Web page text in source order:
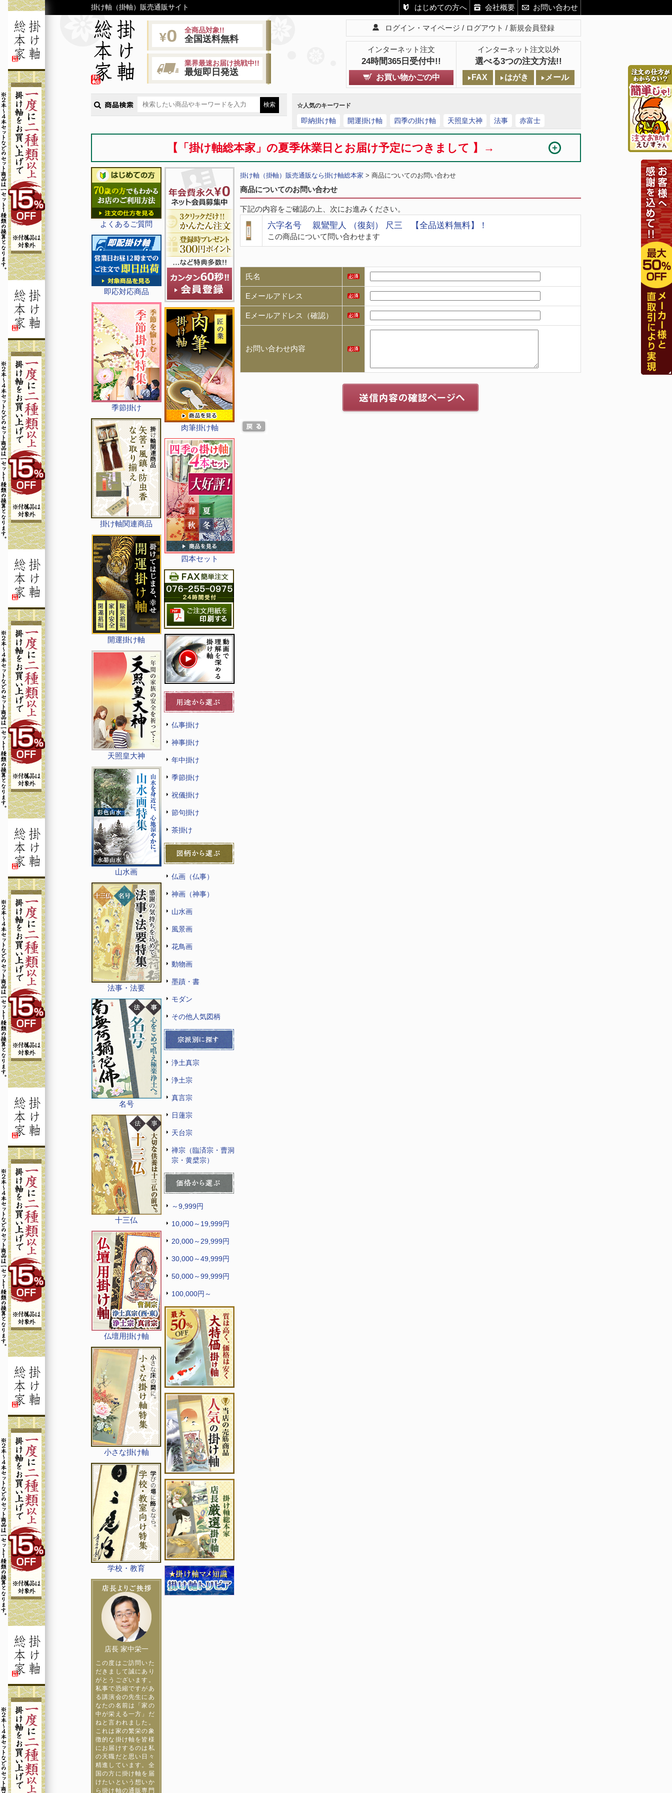
掛け軸（掛軸）販売通販サイト はじめての方へ 会社概要 お問い合わせ
全商品対象!!
全国送料無料
業界最速お届け挑戦中!!
最短即日発送
ログイン・マイページ ログアウト 新規会員登録
インターネット注文
24時間365日受付中!!
インターネット注文以外
選べる3つの注文方法!!
お買い物かごの中 FAX はがき メール
☆人気のキーワード
即納掛け軸 開運掛け軸 四季の掛け軸 天照皇大神 法事 赤富士
【「掛け軸総本家」の夏季休業日とお届け予定につきまして 】→
よくあるご質問
即応対応商品
季節掛け
掛け軸関連商品
開運掛け軸
天照皇大神
山水画
法事・法要
名号
十三仏
仏壇用掛け軸
小さな掛け軸
学校・教育
店長 家中栄一
この度はご訪問いた
だきまして誠にあり
がとうございます。
私事で恐縮ですがあ
る講演会の先生にあ
なたの名前は「家の
中が栄える一方」だ
ねと言われました。
これは家の繁栄の象
徴的な掛け軸を皆様
にお届けするのは私
の天職だと思い日々
精進しています。全
国の方に掛け軸を届
けたいという想いか
ら掛け軸の通販専門
肉筆掛け軸
四本セット
仏事掛け
神事掛け
年中掛け
季節掛け
祝儀掛け
節句掛け
茶掛け
仏画（仏事）
神画（神事）
山水画
風景画
花鳥画
動物画
墨蹟・書
モダン
その他人気図柄
浄土真宗
浄土宗
真言宗
日蓮宗
天台宗
禅宗（臨済宗・曹洞
宗・黄檗宗）
～9,999円
10,000～19,999円
20,000～29,999円
30,000～49,999円
50,000～99,999円
100,000円～
掛け軸（掛軸）販売通販なら掛け軸総本家 > 商品についてのお問い合わせ
商品についてのお問い合わせ
下記の内容をご確認の上、次にお進みください。
六字名号 親鸞聖人 （復刻） 尺三 【全品送料無料】！
この商品について問い合わせます
氏名
Eメールアドレス
Eメールアドレス（確認）
お問い合わせ内容